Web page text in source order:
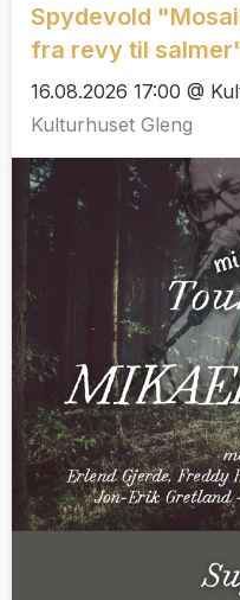
Spydevold
fra revy til
16.08.2026 17:00 @
Kulturhuset Gleng